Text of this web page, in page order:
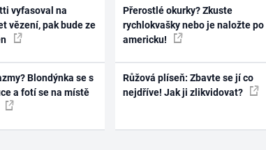
vyfasoval na
vězení, pak bude ze
Blondýnka se s
a fotí se na místě
Přerostlé okurky? Zkuste
rychlokvašky nebo je naložte po
americku!
Růžová plíseň: Zbavte se jí co
nejdříve! Jak ji zlikvidovat?